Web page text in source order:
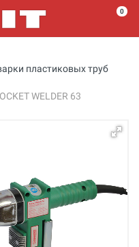
0
пластиковых труб
WELDER 63